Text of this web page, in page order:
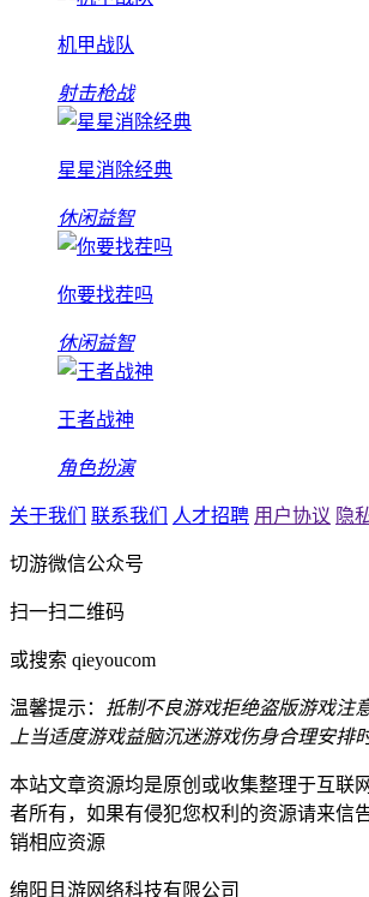
机甲战队
射击枪战
星星消除经典
休闲益智
你要找茬吗
休闲益智
王者战神
角色扮演
关于我们 联系我们 人才招聘 用户协议 隐
切游微信公众号
扫一扫二维码
或搜索 qieyoucom
温馨提示： 抵制不良游戏拒绝盗版游戏注
上当适度游戏益脑沉迷游戏伤身合理安排
本站文章资源均是原创或收集整理于互联
者所有，如果有侵犯您权利的资源请来信
销相应资源
绵阳且游网络科技有限公司